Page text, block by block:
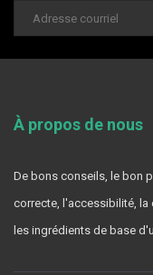
À propos de nous
De bons conseils, le bon
correcte, l'accessibilité,
les ingrédients de base